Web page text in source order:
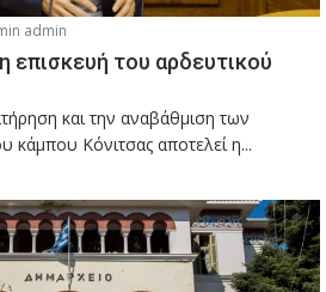
admin
επισκευή του αρδευτικού
και την αναβάθμιση των
Κόνιτσας αποτελεί η...